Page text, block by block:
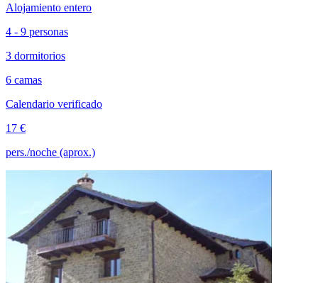
Alojamiento entero
4 - 9 personas
3 dormitorios
6 camas
Calendario verificado
17 €
pers./noche (aprox.)